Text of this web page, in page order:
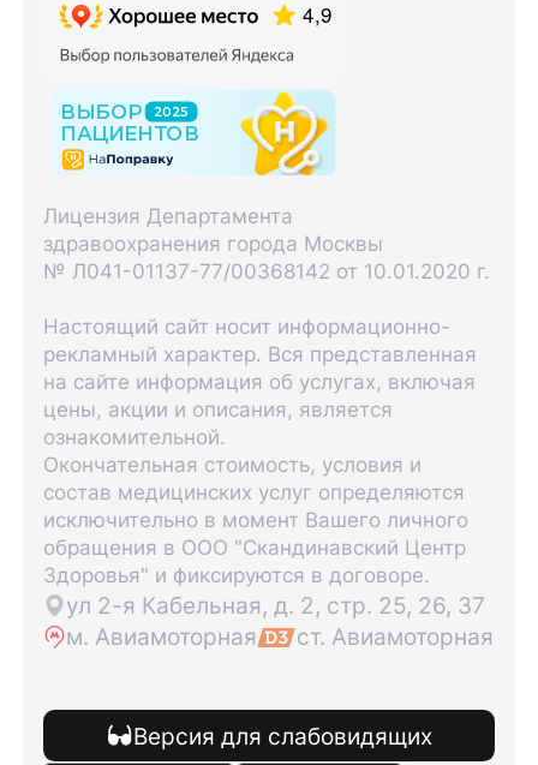
Лицензия Департамента
здравоохранения города Москвы
№ Л041-01137-77/00368142 от 10.01.2020 г.
Настоящий сайт носит информационно-
рекламный характер. Вся представленная
на сайте информация об услугах, включая
цены, акции и описания, является
ознакомительной.
Окончательная стоимость, условия и
состав медицинских услуг определяются
исключительно в момент Вашего личного
обращения в ООО "Скандинавский Центр
Здоровья" и фиксируются в договоре.
ул 2-я Кабельная, д. 2, стр. 25, 26, 37
м. Авиамоторная
ст. Авиамоторная
Версия для слабовидящих